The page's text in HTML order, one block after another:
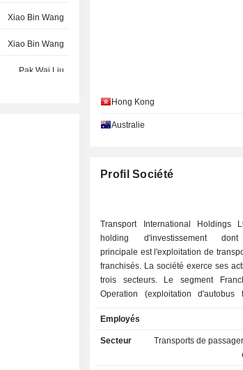
Xiao Bin Wang
Xiao Bin Wang
Pak Wai Liu
Hong Kong
Australie
Profil Société
Transport International Holdings
holding d'investissement
principale est l'exploitation de
franchisés. La société exerce ses
trois secteurs. Le segment
Operation (exploitation d'autobus
transport public franchisés. Le
détention et de l'aménagement
immobiliers se consacre à la
Employés
Secteur
Transports de